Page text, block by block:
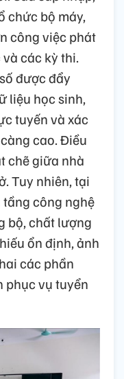
chức bộ máy,
công việc phát
các kỳ thi.
được đẩy
liệu học sinh,
tuyến và xác
cao. Điều
chẽ giữa nhà
Tuy nhiên, tại
công nghệ
bộ, chất lượng
ổn định, ảnh
các phần
phục vụ tuyển